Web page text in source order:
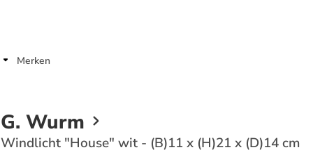
Merken
G. Wurm
Windlicht "House" wit - (B)11 x (H)21 x (D)14 cm